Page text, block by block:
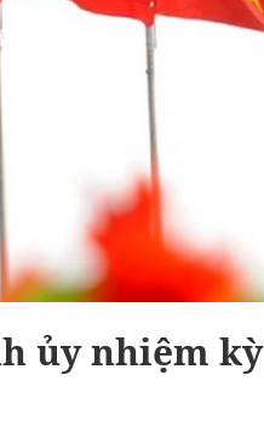
ủy nhiệm kỳ